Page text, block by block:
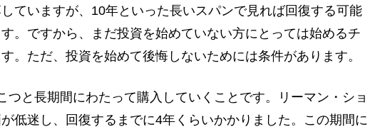
ていますが、10年といった長いスパンで見れば回復する可能
。ですから、まだ投資を始めていない方にとっては始めるチ
。ただ、投資を始めて後悔しないためには条件があります。
と長期間にわたって購入していくことです。リーマン・ショ
低迷し、回復するまでに4年くらいかかりました。この期間に